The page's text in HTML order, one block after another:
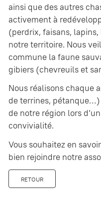
ainsi que des autres
activement à
(perdrix, faisans,
notre territoire. Nous
commune la faune
gibiers (chevreuils et
Nous réalisons chaque
de terrines,
de notre région lors
convivialité.
Vous souhaitez en
bien rejoindre notre
RETOUR